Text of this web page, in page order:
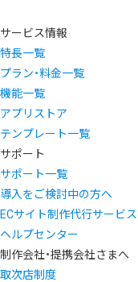
サービス情報
特長一覧
プラン・料金一覧
機能一覧
アプリストア
テンプレート一覧
サポート
サポート一覧
導入をご検討中の方へ
ECサイト制作代行サービス
ヘルプセンター
制作会社・提携会社さまへ
取次店制度